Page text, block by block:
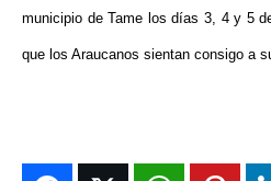
municipio de Tame los días 3, 4 y 5
que los Araucanos sientan consigo a